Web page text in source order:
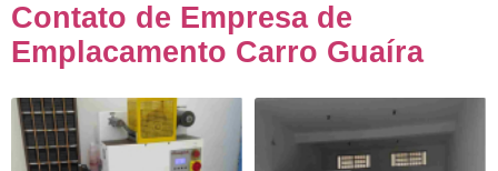
Contato de Empresa de
Emplacamento Carro Guaíra